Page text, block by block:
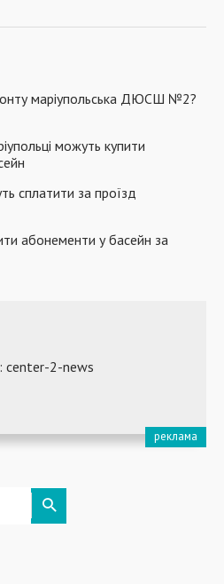
маріупольська ДЮСШ №2?
можуть купити
сплатити за проїзд
абонементи у басейн за